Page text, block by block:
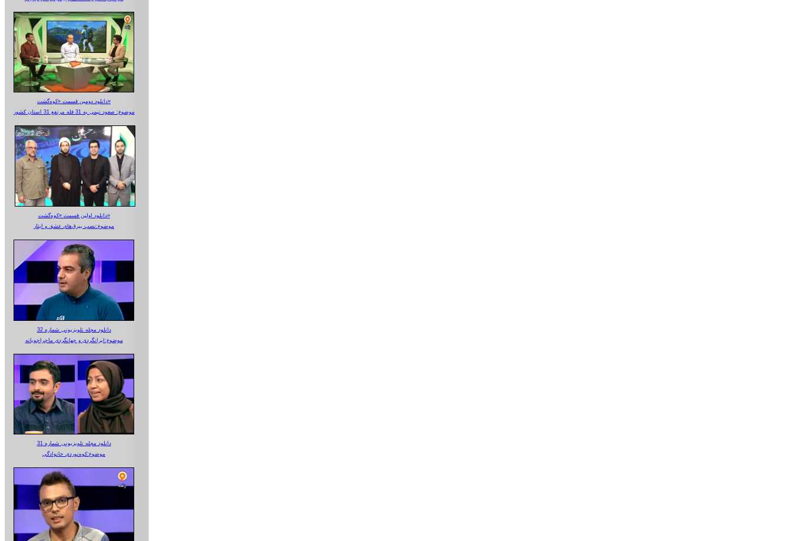
دانلود دومین قسمت «کوه‌گشت»
موضوع: صعود تیمی به 31 قله مرتفع 31 استان کشور
دانلود اولین قسمت «کوه‌گشت»
موضوع:نصب بیرق‌های عشق و ایثار
دانلود مجله تلویزیونی شماره 32
موضوع:ایرانگردی و جهانگردی ماجراجویانه
دانلود مجله تلویزیونی شماره 31
موضوع:کوه‌نوردی خانوادگی